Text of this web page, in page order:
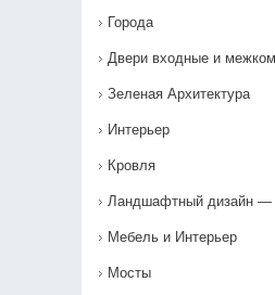
Города
Двери входные и
Зеленая Архитектура
Интерьер
Кровля
Ландшафтный дизайн —
Мебель и Интерьер
Мосты